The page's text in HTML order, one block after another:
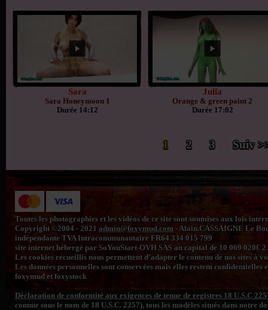
Sara
Sara Honeymoon 1
Durée 14:12
Julia
Orange & green paint 2
Durée 17:02
1 2 3 Suiv
Toutes les photographies et les vidéos de ce site sont soumises aux lois
Copyright ©2004 - 2021 admin@foxymud.com - Alain.CASSAIGNE Le
indépendante TVA Intracommunautaire FR64 334 015 799
site internet hébergé par SoYouStart-OVH SAS au capital de 10 069 020€
Les cookies recueillis nous permettent d’adapter le contenu de nos sites à
Les données personnelles sont conservées mais elles restent
foxymud et foxystock
Déclaration de conformité aux exigences de tenue de registres 18 U.S.C
connue sous le nom de 18 U.S.C. 2257), tous les modèles situés dans